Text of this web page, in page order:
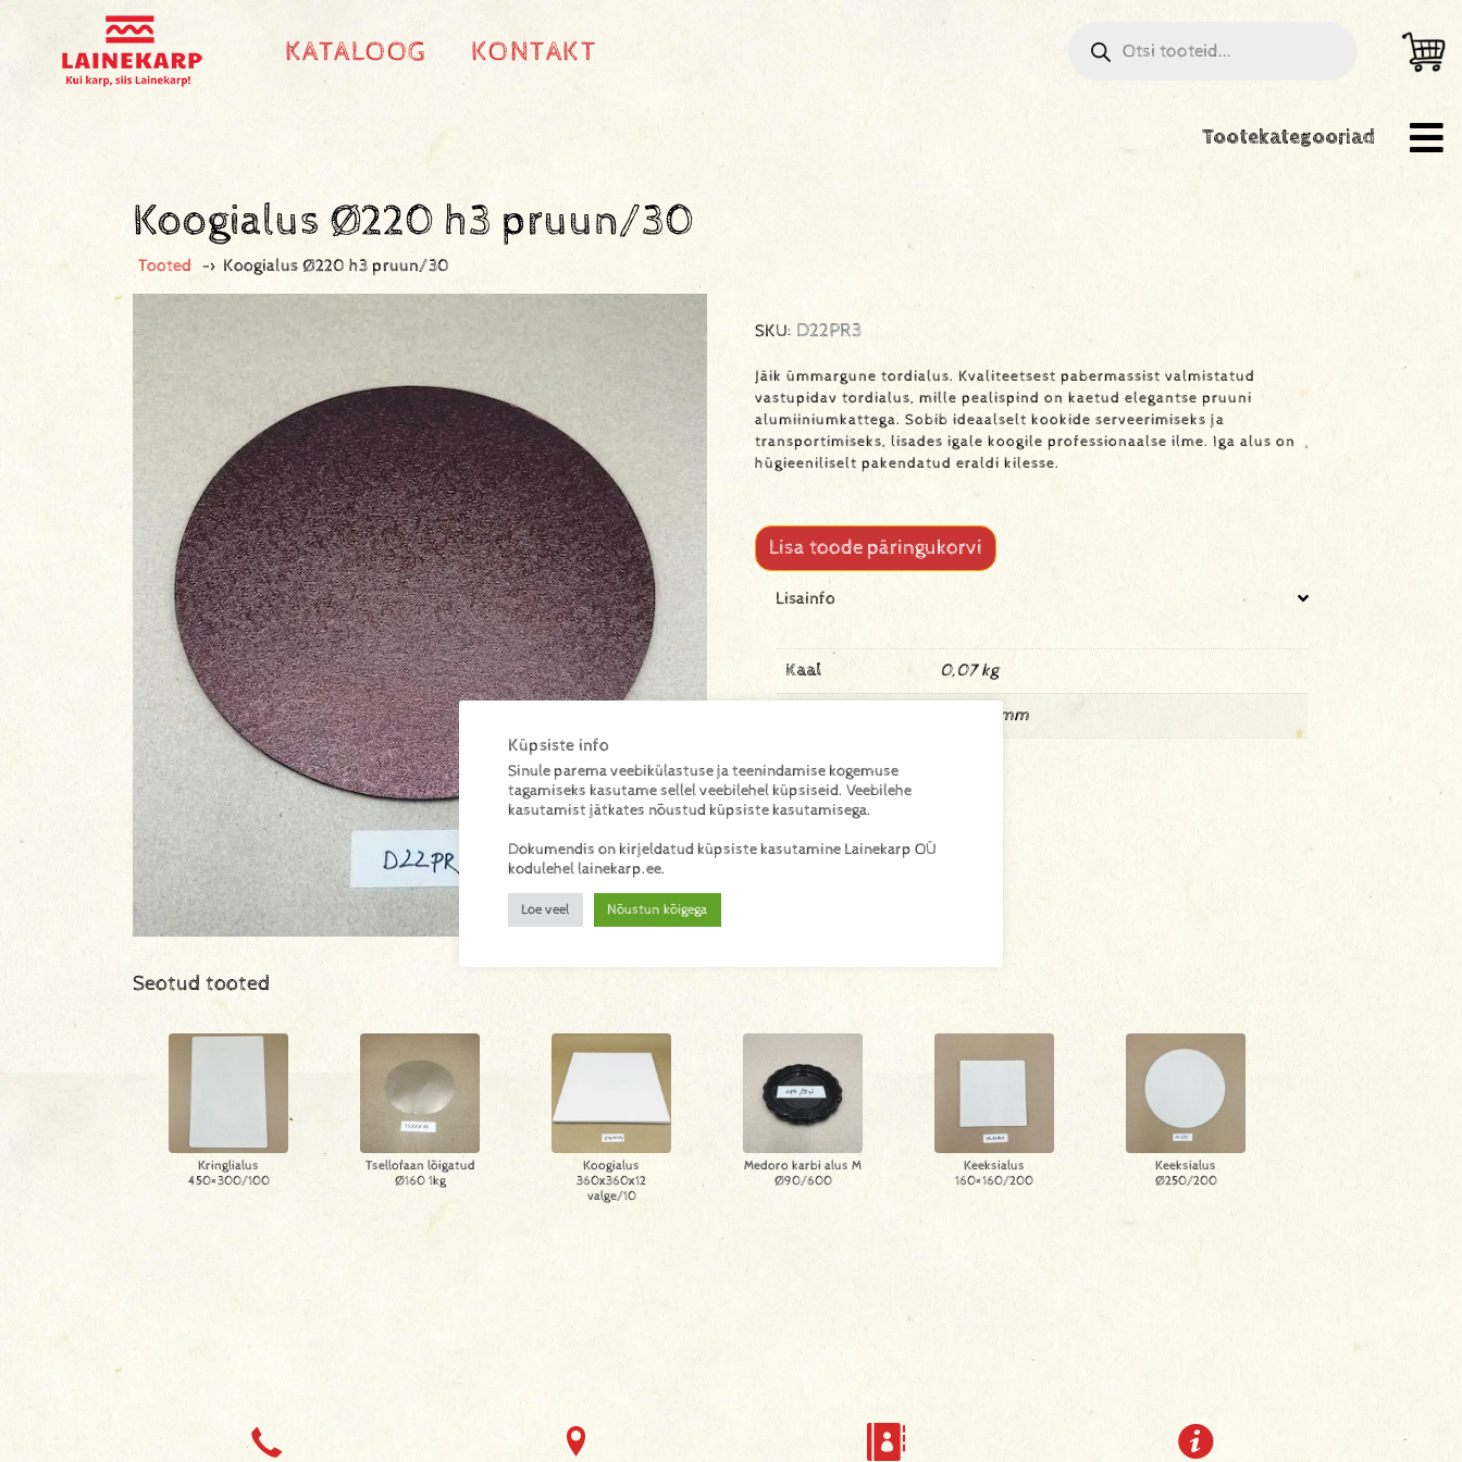
KATALOOG KONTAKT
Tootekategooriad
Koogialus Ø220 h3 pruun/30
Tooted -> Koogialus Ø220 h3 pruun/30
SKU: D22PR3
Jäik ümmargune tordialus. Kvaliteetsest pabermassist valmistatud
vastupidav tordialus, mille pealispind on kaetud elegantse pruuni
alumiiniumkattega. Sobib ideaalselt kookide serveerimiseks ja
transportimiseks, lisades igale koogile professionaalse ilme. Iga alus on
hügieeniliselt pakendatud eraldi kilesse.
Lisa toode päringukorvi
Lisainfo
Kaal 0,07 kg
220 × 3 mm
Seotud tooted
Kringlialus
450×300/100
Tsellofaan lõigatud
Ø160 1kg
Koogialus
360x360x12
valge/10
Medoro karbi alus M
Ø90/600
Keeksialus
160×160/200
Keeksialus
Ø250/200
Küpsiste info
Sinule parema veebikülastuse ja teenindamise kogemuse
tagamiseks kasutame sellel veebilehel küpsiseid. Veebilehe
kasutamist jätkates nõustud küpsiste kasutamisega.
Dokumendis on kirjeldatud küpsiste kasutamine Lainekarp OÜ
kodulehel lainekarp.ee.
Loe veel Nõustun kõigega